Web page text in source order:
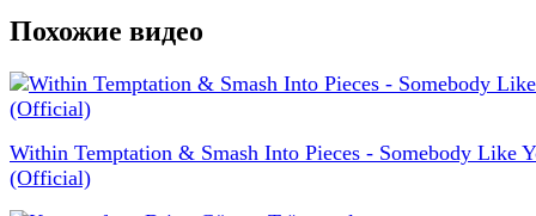
Похожие видео
Within Temptation & Smash Into Pieces - Somebody Like
(Official)